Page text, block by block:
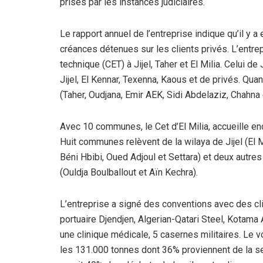
Le rapport annuel de l’entreprise indique qu’il y
créances détenues sur les clients privés.
technique (CET) à Jijel, Taher et El Milia. Celui
Jijel, El Kennar, Texenna, Kaous et de privés.
(Taher, Oudjana, Emir AEK, Sidi Abdelaziz,
Avec 10 communes, le Cet d’El Milia, accueille
Huit communes relèvent de la wilaya de Jijel (El
Béni Hbibi, Oued Adjoul et Settara) et deux
(Ouldja Boulballout et Aïn Kechra).
L’entreprise a signé des conventions avec des
portuaire Djendjen, Algerian-Qatari Steel,
une clinique médicale, 5 casernes militaires. Le
les 131.000 tonnes dont 36% proviennent de la